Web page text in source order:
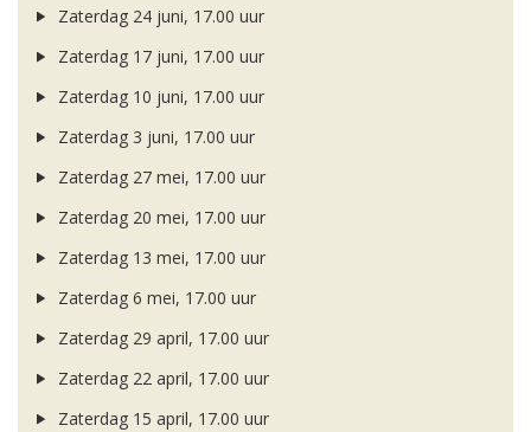
Zaterdag 24 juni, 17.00 uur
Zaterdag 17 juni, 17.00 uur
Zaterdag 10 juni, 17.00 uur
Zaterdag 3 juni, 17.00 uur
Zaterdag 27 mei, 17.00 uur
Zaterdag 20 mei, 17.00 uur
Zaterdag 13 mei, 17.00 uur
Zaterdag 6 mei, 17.00 uur
Zaterdag 29 april, 17.00 uur
Zaterdag 22 april, 17.00 uur
Zaterdag 15 april, 17.00 uur